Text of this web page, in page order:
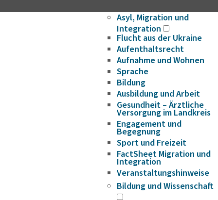
Asyl, Migration und
Integration
Flucht aus der Ukraine
Aufenthaltsrecht
Aufnahme und Wohnen
Sprache
Bildung
Ausbildung und Arbeit
Gesundheit – Ärztliche
Versorgung im Landkreis
Engagement und
Begegnung
Sport und Freizeit
FactSheet Migration und
Integration
Veranstaltungshinweise
Bildung und Wissenschaft